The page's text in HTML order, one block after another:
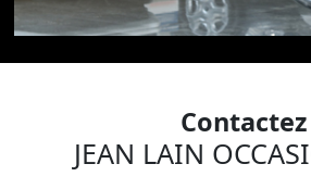
Contactez
JEAN LAIN